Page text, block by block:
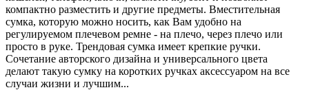
компактно разместить и другие предметы. Вместительная
сумка, которую можно носить, как Вам удобно на
регулируемом плечевом ремне - на плечо, через плечо или
просто в руке. Трендовая сумка имеет крепкие ручки.
Сочетание авторского дизайна и универсального цвета
делают такую сумку на коротких ручках аксессуаром на все
случаи жизни и лучшим...